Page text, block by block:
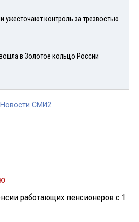
ужесточают контроль за трезвостью
в Золотое кольцо России
Новости СМИ2
работающих пенсионеров с 1